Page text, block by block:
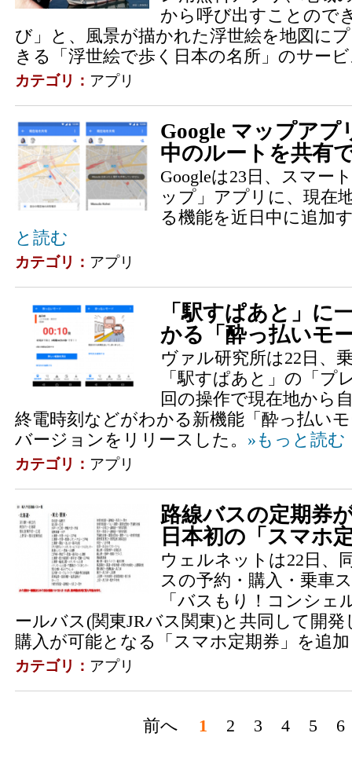
から呼び出すことので
び」と、風景が描かれた浮世絵を地図に
きる「浮世絵で歩く日本の名所」のサー
カテゴリ： アプリ
Google マップアプ
中のルートを共有
Googleは23日、スマー
ップ」アプリに、現在
る機能を近日中に追加
と読む
カテゴリ： アプリ
「駅すぱあと」に
かる「酔っ払いモ
ヴァル研究所は22日、
「駅すぱあと」の「プ
回の操作で現在地から
終電時刻などがわかる新機能「酔っ払い
バージョンをリリースした。 »もっと読む
カテゴリ： アプリ
路線バスの定期券
日本初の「スマホ
ウェルネットは22日、
スの予約・購入・乗車
「バスもり！コンシェ
ールバス(関東JRバス関東)と共同して開
購入が可能となる「スマホ定期券」を追
カテゴリ： アプリ
前へ 1 2 3 4 5 6